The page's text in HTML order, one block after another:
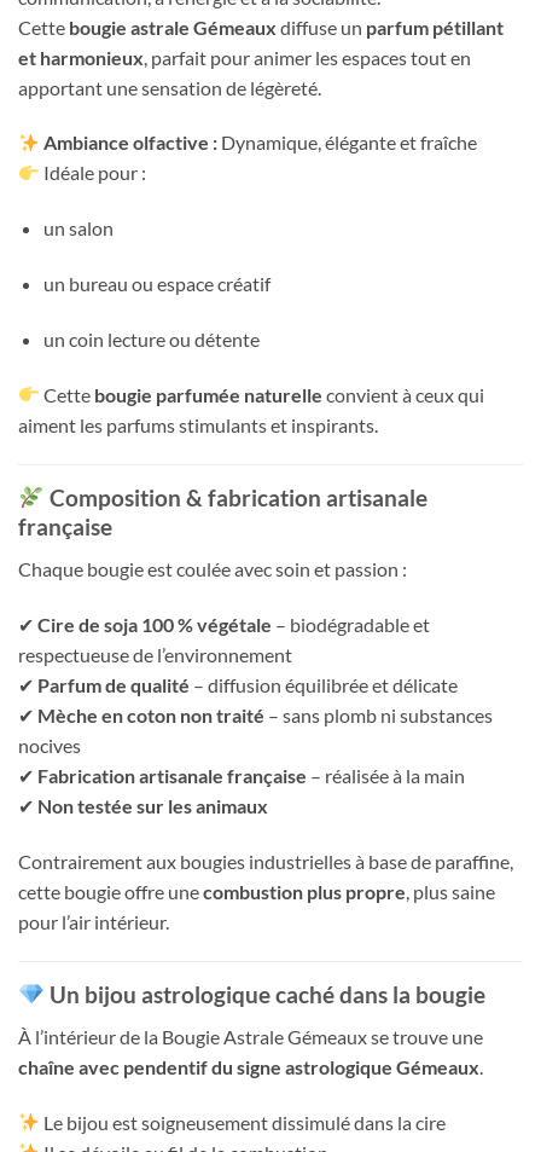
Cette bougie astrale Gémeaux diffuse un parfum pétillant
et harmonieux , parfait pour animer les espaces tout en
apportant une sensation de légèreté.
Ambiance olfactive : Dynamique, élégante et fraîche
Idéale pour :
un salon
un bureau ou espace créatif
un coin lecture ou détente
Cette bougie parfumée naturelle convient à ceux qui
aiment les parfums stimulants et inspirants.
Composition & fabrication artisanale
française
Chaque bougie est coulée avec soin et passion :
✔ Cire de soja 100 % végétale – biodégradable et
respectueuse de l’environnement
✔ Parfum de qualité – diffusion équilibrée et délicate
✔ Mèche en coton non traité – sans plomb ni substances
nocives
✔ Fabrication artisanale française – réalisée à la main
✔ Non testée sur les animaux
Contrairement aux bougies industrielles à base de paraffine,
cette bougie offre unecombustion plus propre , plus saine
pour l’air intérieur.
Un bijou astrologique caché dans la bougie
À l’intérieur de la Bougie Astrale Gémeaux se trouve une
chaîne avec pendentif du signe astrologique Gémeaux.
Le bijou est soigneusement dissimulé dans la cire